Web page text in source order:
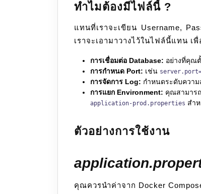
ทำไมต้องมีไฟล์นี้ ?
แทนที่เราจะเขียน Username,
เราจะเอามาวางไว้ในไฟล์นี้แทน เ
การเชื่อมต่อ Database: อย่างที่คุณตั้
การกำหนด Port: เช่น
การจัดการ Log: กำหนดระดับความ
การแยก Environment: คุณสามาร
application-prod.properties สำ
ตัวอย่างการใช้งาน
คุณควรนำค่าจาก Docker